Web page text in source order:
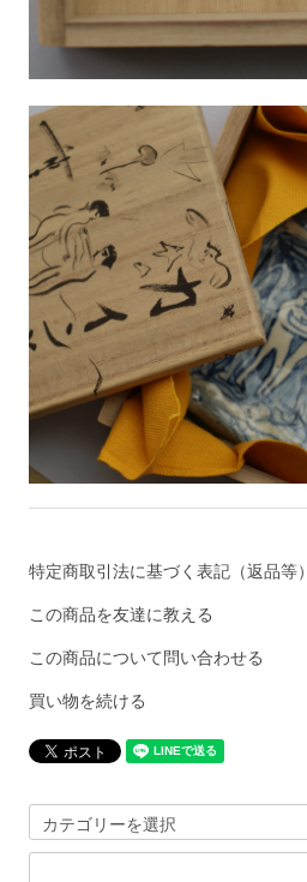
特定商取引法に基づく表記（返品等）
この商品を友達に教える
この商品について問い合わせる
買い物を続ける